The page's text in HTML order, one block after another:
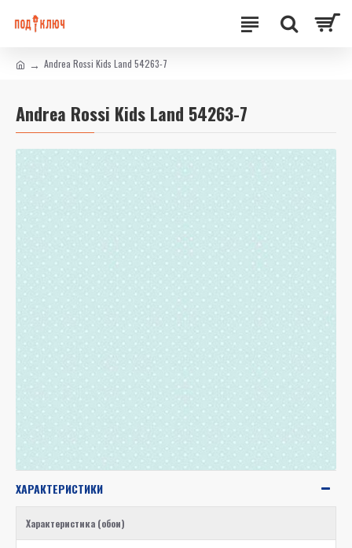
Andrea Rossi Kids Land 54263-7
Andrea Rossi Kids Land 54263-7
ХАРАКТЕРИСТИКИ
Характеристика (обои)